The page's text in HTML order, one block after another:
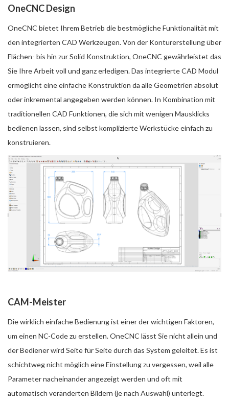
OneCNC Design
OneCNC bietet Ihrem Betrieb die bestmögliche Funktionalität mit
den integrierten CAD Werkzeugen. Von der Konturerstellung über
Flächen- bis hin zur Solid Konstruktion, OneCNC gewährleistet das
Sie Ihre Arbeit voll und ganz erledigen. Das integrierte CAD Modul
ermöglicht eine einfache Konstruktion da alle Geometrien absolut
oder inkremental angegeben werden können. In Kombination mit
traditionellen CAD Funktionen, die sich mit wenigen Mausklicks
bedienen lassen, sind selbst komplizierte Werkstücke einfach zu
konstruieren.
CAM-Meister
Die wirklich einfache Bedienung ist einer der wichtigen Faktoren,
um einen NC-Code zu erstellen. OneCNC lässt Sie nicht allein und
der Bediener wird Seite für Seite durch das System geleitet. Es ist
schichtweg nicht möglich eine Einstellung zu vergessen, weil alle
Parameter nacheinander angezeigt werden und oft mit
automatisch veränderten Bildern (je nach Auswahl) unterlegt.